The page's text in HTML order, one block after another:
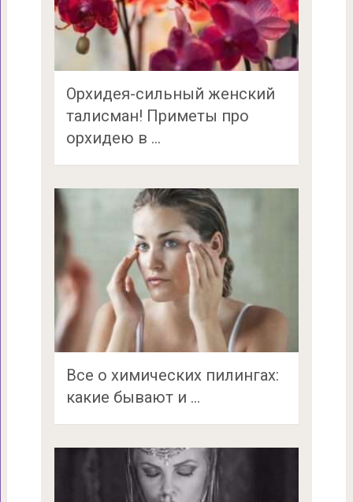
Орхидея-сильный женский
талисман! Приметы про
орхидею в …
Все о химических пилингах:
какие бывают и …